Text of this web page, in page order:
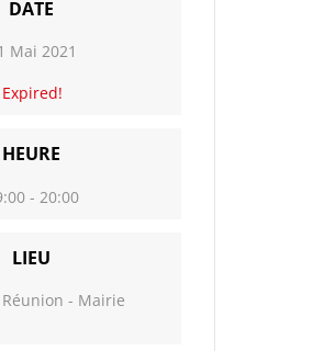
DATE
Mai 2021
Expired!
HEURE
- 20:00
LIEU
- Mairie